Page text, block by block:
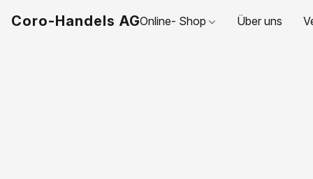
Coro-Handels AGOnline- Shop Über uns